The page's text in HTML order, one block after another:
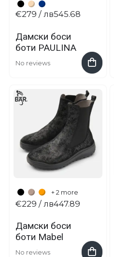
Дамски боси
боти PAULINA
No reviews
€279 / лв545.68
+ 2 more
Дамски боси
боти Mabel
No reviews
€229 / лв447.89